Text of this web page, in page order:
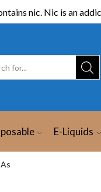
nic. Nic is an
E-Liquids